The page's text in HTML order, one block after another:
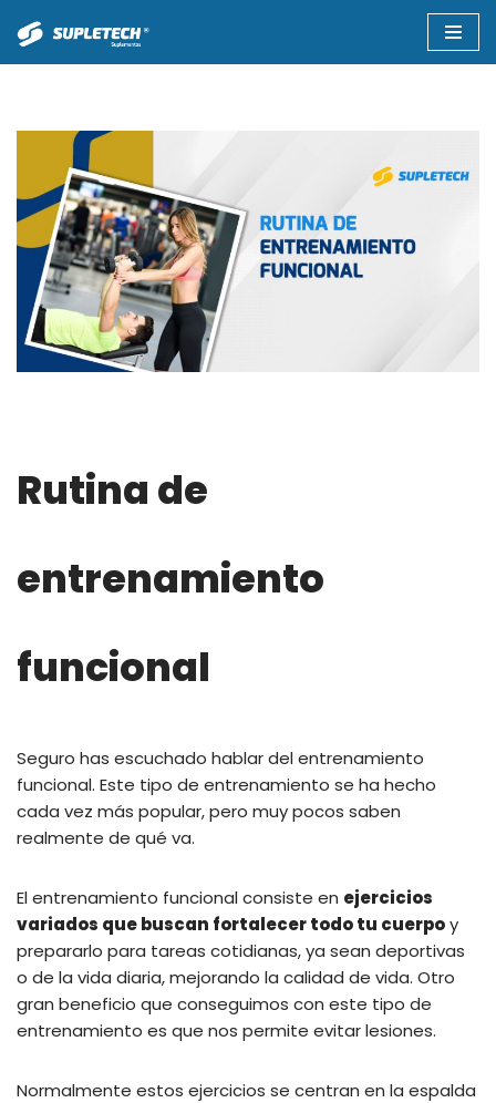
Saltar
Rutina de
entrenamiento
funcional
Seguro has escuchado hablar del entrenamiento
funcional. Este tipo de entrenamiento se ha hecho
cada vez más popular, pero muy pocos saben
realmente de qué va.
El entrenamiento funcional consiste en ejercicios
variados que buscan fortalecer todo tu cuerpoy
prepararlo para tareas cotidianas, ya sean deportivas
o de la vida diaria, mejorando la calidad de vida. Otro
gran beneficio que conseguimos con este tipo de
entrenamiento es que nos permite evitar lesiones.
Normalmente estos ejercicios se centran en la espalda